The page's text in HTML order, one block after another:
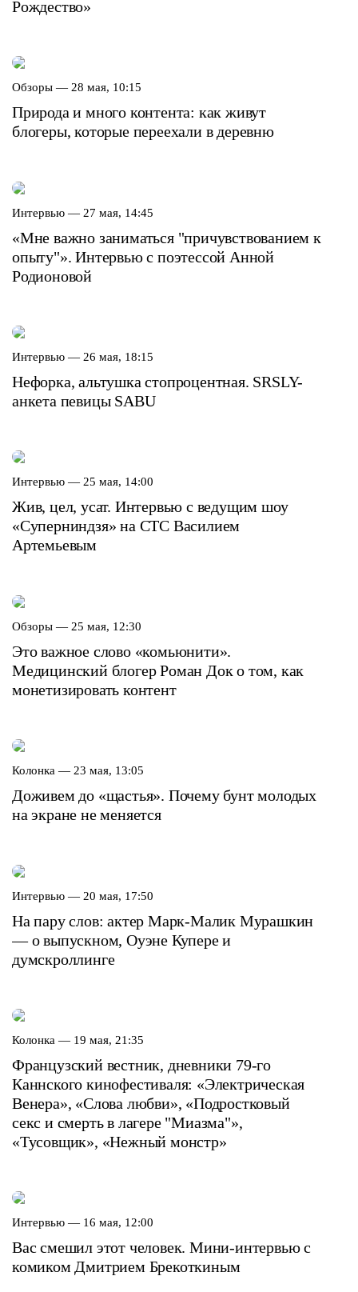
Рождество»
Обзоры — 28 мая, 10:15
Природа и много контента: как живут
блогеры, которые переехали в деревню
Интервью — 27 мая, 14:45
«Мне важно заниматься "причувствованием к
опыту"». Интервью с поэтессой Анной
Родионовой
Интервью — 26 мая, 18:15
Нефорка, альтушка стопроцентная. SRSLY-
анкета певицы SABU
Интервью — 25 мая, 14:00
Жив, цел, усат. Интервью с ведущим шоу
«Суперниндзя» на СТС Василием
Артемьевым
Обзоры — 25 мая, 12:30
Это важное слово «комьюнити».
Медицинский блогер Роман Док о том, как
монетизировать контент
Колонка — 23 мая, 13:05
Доживем до «щастья». Почему бунт молодых
на экране не меняется
Интервью — 20 мая, 17:50
На пару слов: актер Марк-Малик Мурашкин
— о выпускном, Оуэне Купере и
думскроллинге
Колонка — 19 мая, 21:35
Французский вестник, дневники 79-го
Каннского кинофестиваля: «Электрическая
Венера», «Слова любви», «Подростковый
секс и смерть в лагере "Миазма"»,
«Тусовщик», «Нежный монстр»
Интервью — 16 мая, 12:00
Вас смешил этот человек. Мини-интервью с
комиком Дмитрием Брекоткиным